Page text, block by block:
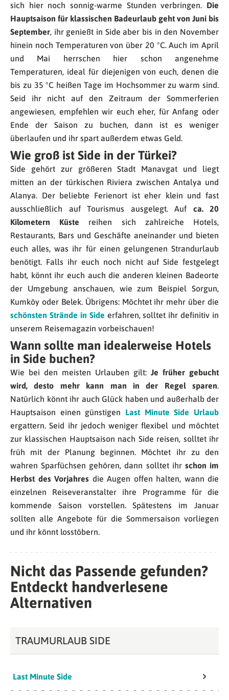
sich hier noch sonnig-warme Stunden verbringen. Die
Hauptsaison für klassischen Badeurlaub geht von Juni bis
September, ihr genießt in Side aber bis in den November
hinein noch Temperaturen von über 20 °C. Auch im April
und Mai herrschen hier schon angenehme
Temperaturen, ideal für diejenigen von euch, denen die
bis zu 35 °C heißen Tage im Hochsommer zu warm sind.
Seid ihr nicht auf den Zeitraum der Sommerferien
angewiesen, empfehlen wir euch eher, für Anfang oder
Ende der Saison zu buchen, dann ist es weniger
überlaufen und ihr spart außerdem etwas Geld.
Wie groß ist Side in der Türkei?
Side gehört zur größeren Stadt Manavgat und liegt
mitten an der türkischen Riviera zwischen Antalya und
Alanya. Der beliebte Ferienort ist eher klein und fast
ausschließlich auf Tourismus ausgelegt. Auf ca. 20
Kilometern Küste reihen sich zahlreiche Hotels,
Restaurants, Bars und Geschäfte aneinander und bieten
euch alles, was ihr für einen gelungenen Strandurlaub
benötigt. Falls ihr euch noch nicht auf Side festgelegt
habt, könnt ihr euch auch die anderen kleinen Badeorte
der Umgebung anschauen, wie zum Beispiel Sorgun,
Kumköy oder Belek. Übrigens: Möchtet ihr mehr über die
schönsten Strände in Side erfahren, solltet ihr definitiv in
unserem Reisemagazin vorbeischauen!
Wann sollte man idealerweise Hotels
in Side buchen?
Wie bei den meisten Urlauben gilt: Je früher gebucht
wird, desto mehr kann man in der Regel sparen.
Natürlich könnt ihr auch Glück haben und außerhalb der
Hauptsaison einen günstigen Last Minute Side Urlaub
ergattern. Seid ihr jedoch weniger flexibel und möchtet
zur klassischen Hauptsaison nach Side reisen, solltet ihr
früh mit der Planung beginnen. Möchtet ihr zu den
wahren Sparfüchsen gehören, dann solltet ihrschon im
Herbst des Vorjahres die Augen offen halten, wann die
einzelnen Reiseveranstalter ihre Programme für die
kommende Saison vorstellen. Spätestens im Januar
sollten alle Angebote für die Sommersaison vorliegen
und ihr könnt losstöbern.
Nicht das Passende gefunden?
Entdeckt handverlesene
Alternativen
TRAUMURLAUB SIDE
Last Minute Side